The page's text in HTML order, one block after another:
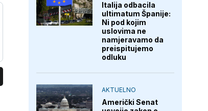
Italija odbacila
ultimatum Španije:
Ni pod kojim
uslovima ne
namjeravamo da
preispitujemo
odluku
AKTUELNO
Američki Senat